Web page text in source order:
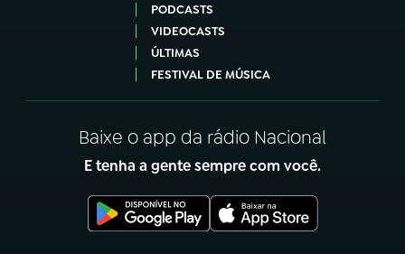
PODCASTS
VIDEOCASTS
ÚLTIMAS
FESTIVAL DE MÚSICA
Baixe o app da rádio Nacional
E tenha a gente sempre com você.